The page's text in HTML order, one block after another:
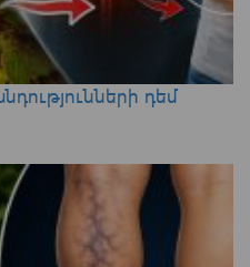
դեմ